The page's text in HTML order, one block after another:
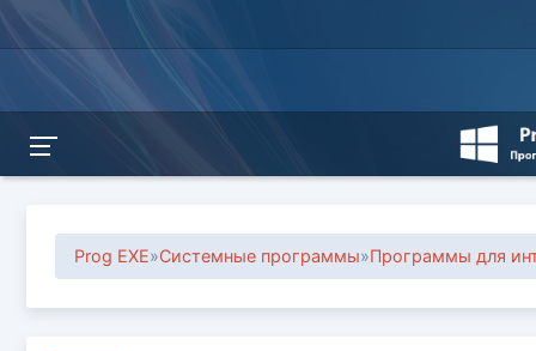
Prog EXE»Системные программы»Программы для